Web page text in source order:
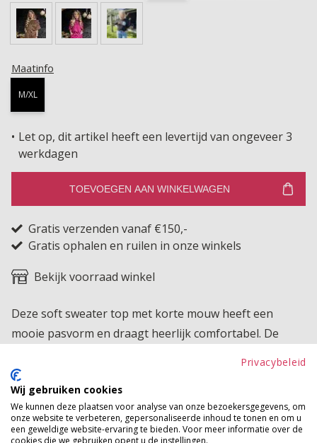
Maatinfo
M/XL
Let op, dit artikel heeft een levertijd van ongeveer 3
werkdagen
TOEVOEGEN AAN WINKELWAGEN
Gratis verzenden vanaf €150,-
Gratis ophalen en ruilen in onze winkels
Bekijk voorraad winkel
Deze soft sweater top met korte mouw heeft een
mooie pasvorm en draagt heerlijk comfortabel. De
een soepele fit. Een perfecte basis voor elke outfit die
je makkelijk combineert en het hele seizoen door kunt
dragen.
Privacybeleid
Wij gebruiken cookies
We kunnen deze plaatsen voor analyse van onze bezoekersgegevens, om
onze website te verbeteren, gepersonaliseerde inhoud te tonen en om u
een geweldige website-ervaring te bieden. Voor meer informatie over de
cookies die we gebruiken opent u de instellingen.